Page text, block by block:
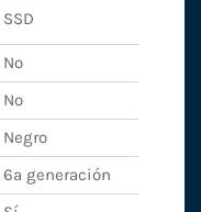
SSD
No
No
Negro
6ª generación